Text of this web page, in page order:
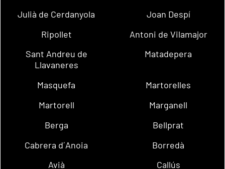
Julià de Cerdanyola
Joan Despí
Ripollet
Antoni de Vilamajor
Sant Andreu de
Llavaneres
Matadepera
Masquefa
Martorelles
Martorell
Marganell
Berga
Bellprat
Cabrera d´Anoia
Borredà
Avià
Callús